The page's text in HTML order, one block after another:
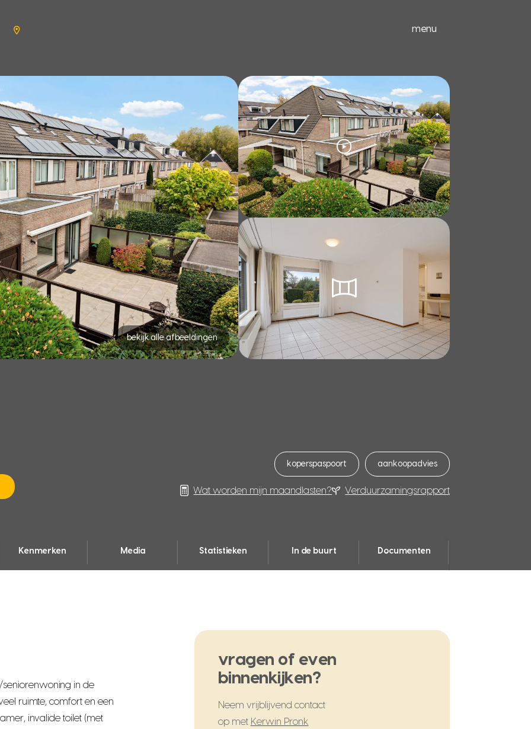
menu
bekijk alle afbeeldingen
koperspaspoort aankoopadvies
Wat worden mijn maandlasten? Verduurzamingsrapport
Kenmerken Media Statistieken In de buurt Documenten
seniorenwoning in de
ruimte, comfort en een
invalide toilet (met
vragen of even
binnenkijken?
Neem vrijblijvend contact
op met Kerwin Pronk